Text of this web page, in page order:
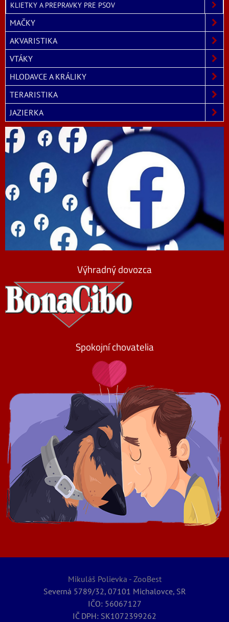
KLIETKY A PREPRAVKY PRE PSOV
MAČKY
AKVARISTIKA
VTÁKY
HLODAVCE A KRÁLIKY
TERARISTIKA
JAZIERKA
Výhradný dovozca
Spokojní chovatelia
Mikuláš Polievka - ZooBest
Severná 5789/32, 07101 Michalovce, SR
IČO: 56067127
IČ DPH: SK1072399262